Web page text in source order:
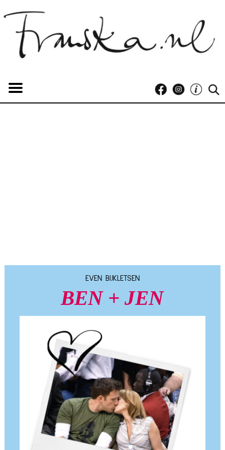
EVEN BIJKLETSEN
BEN + JEN